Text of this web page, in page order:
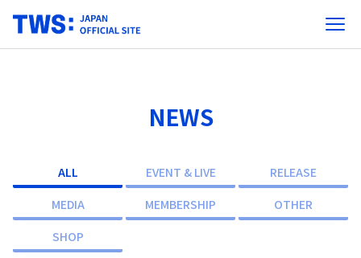
NEWS
ALL EVENT & LIVE
RELEASE
MEDIA
MEMBERSHIP
OTHER
SHOP